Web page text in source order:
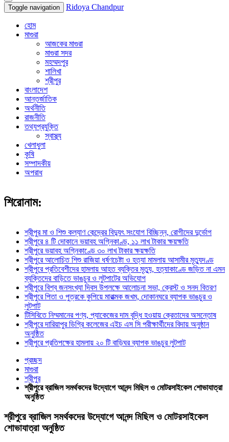
Toggle navigation Ridoya Chandpur
হোম
মাগুরা
আজকের মাগুরা
মাগুরা সদর
মহম্মদপুর
শালিখা
শ্রীপুর
বাংলাদেশ
আন্তর্জাতিক
অর্থনীতি
রাজনীতি
তথ্যপ্রযুক্তি
স্বাস্থ্য
খেলাধুলা
কৃষি
সম্পাদকীয়
অপরাধ
শিরোনাম:
শ্রীপুর মা ও শিশু কল্যাণ কেন্দ্রের বিদ্যুৎ সংযোগ বিচ্ছিন্ন, রোগীদের দুর্ভোগ
শ্রীপুরে ৪ টি দোকানে ভয়াবহ অগ্নিকাণ্ড, ১১ লাখ টাকার ক্ষয়ক্ষতি
শ্রীপুরে ভয়াবহ অগ্নিকাণ্ডে ৩০ লাখ টাকার ক্ষয়ক্ষতি
শ্রীপুরে আলোচিত শিশু রাজিয়া ধর্ষণচেষ্টা ও হত্যা মামলায় আসামীর মৃত্যুদণ্ড
শ্রীপুরে প্রতিবেশীদের হামলায় আহত ব্যক্তির মৃত্যু, হত্যাকাণ্ডে জড়িত না এমন
ব্যক্তিদের বাড়িতে ভাঙচুর ও লুটপাটের অভিযোগ
শ্রীপুরে বিশ্ব জনসংখ্যা দিবস উপলক্ষে আলোচনা সভা, ক্রেস্ট ও সনদ বিতরণ
শ্রীপুরে পিতা ও পুত্রকে কুপিয়ে মারাত্মক জখম, দোকানঘরে ব্যাপক ভাঙচুর ও
লুটপাট
টিসিবিতে নিম্মমানের পণ্য, প্যাকেজের দাম বৃদ্ধি হওয়ায় ক্রেতাদের অসন্তোষ
শ্রীপুরে দারিয়াপুর ডিগ্রি কলেজের এইচ এস সি পরীক্ষার্থীদের বিদায় অনুষ্ঠান
অনুষ্ঠিত
শ্রীপুরে প্রতিপক্ষের হামলায় ২০ টি বাড়িঘর ব্যাপক ভাঙচুর লুটপাট
প্রচ্ছদ
মাগুরা
শ্রীপুর
শ্রীপুরে ব্রাজিল সমর্থকদের উদ্যোগে আনন্দ মিছিল ও মোটরসাইকেল শোভাযাত্রা
অনুষ্ঠিত
শ্রীপুরে ব্রাজিল সমর্থকদের উদ্যোগে আনন্দ মিছিল ও মোটরসাইকেল
শোভাযাত্রা অনুষ্ঠিত